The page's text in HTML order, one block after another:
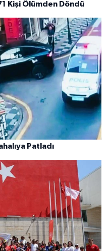
Kişi Ölümden Döndü
Patladı